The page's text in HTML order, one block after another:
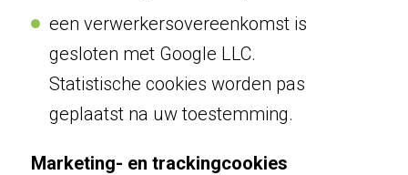
een verwerkersovereenkomst is
gesloten met Google LLC.
Statistische cookies worden pas
geplaatst na uw toestemming.
Marketing- en trackingcookies